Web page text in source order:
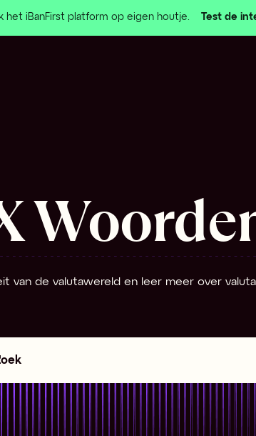
het iBanFirst platform op eigen houtje. Test de
van de valutawereld en leer meer over